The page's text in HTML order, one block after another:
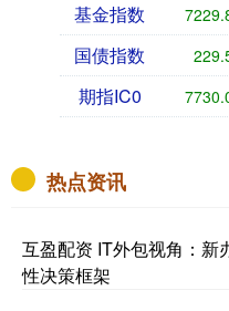
基金指数
国债指数
期指IC0
热点资讯
互盈配资 IT外包视角：新
性决策框架